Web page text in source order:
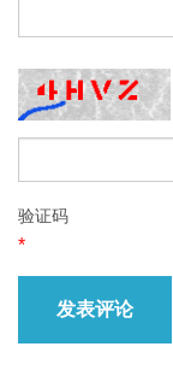
验证码
*